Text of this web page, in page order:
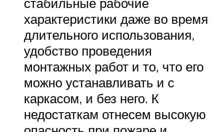
характеристики даже во время
длительного использования,
удобство проведения
монтажных работ и то, что его
можно устанавливать и с
каркасом, и без него. К
недостаткам отнесем высокую